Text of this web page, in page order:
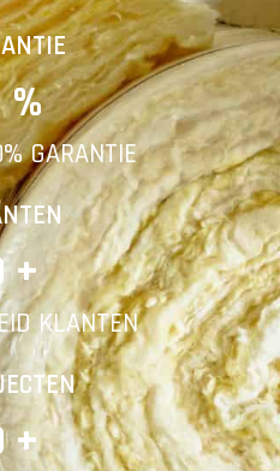
Volgende
%
GARANTIE
+
KLANTEN
+